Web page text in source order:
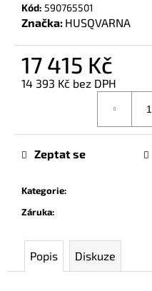
Kód: 590765501
Značka: HUSQVARNA
17 415 Kč
14 393 Kč bez DPH
Kategorie:
Záruka:
Zeptat se
Popis Diskuze